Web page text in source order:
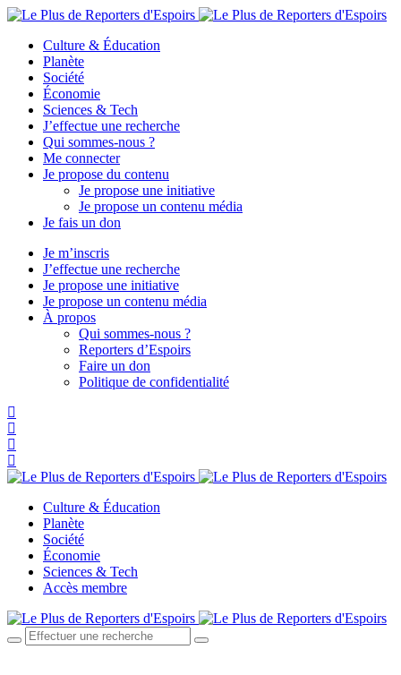
Culture & Éducation
Planète
Société
Économie
Sciences & Tech
J’effectue une recherche
Qui sommes-nous ?
Me connecter
Je propose du contenu
Je propose une initiative
Je propose un contenu média
Je fais un don
Je m’inscris
J’effectue une recherche
Je propose une initiative
Je propose un contenu média
À propos
Qui sommes-nous ?
Reporters d’Espoirs
Faire un don
Politique de confidentialité
Culture & Éducation
Planète
Société
Économie
Sciences & Tech
Accès membre